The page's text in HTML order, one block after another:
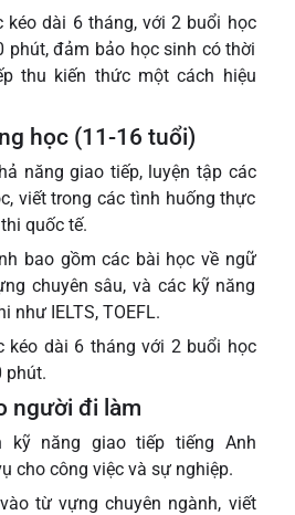
kéo dài 6 tháng, với 2 buổi học
phút, đảm bảo học sinh có thời
thu kiến thức một cách hiệu
học (11-16 tuổi)
năng giao tiếp, luyện tập các
viết trong các tình huống thực
quốc tế.
bao gồm các bài học về ngữ
chuyên sâu, và các kỹ năng
như IELTS, TOEFL.
kéo dài 6 tháng với 2 buổi học
phút.
người đi làm
kỹ năng giao tiếp tiếng Anh
cho công việc và sự nghiệp.
từ vựng chuyên ngành, viết